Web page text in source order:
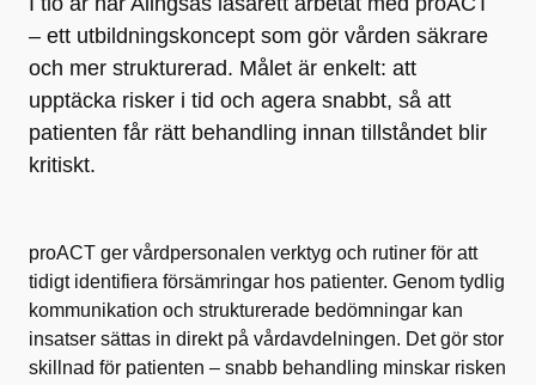
– ett utbildningskoncept som gör vården säkrare
och mer strukturerad. Målet är enkelt: att
upptäcka risker i tid och agera snabbt, så att
patienten får rätt behandling innan tillståndet blir
kritiskt.
proACT ger vårdpersonalen verktyg och rutiner för att
tidigt identifiera försämringar hos patienter. Genom tydlig
kommunikation och strukturerade bedömningar kan
insatser sättas in direkt på vårdavdelningen. Det gör stor
skillnad för patienten – snabb behandling minskar risken